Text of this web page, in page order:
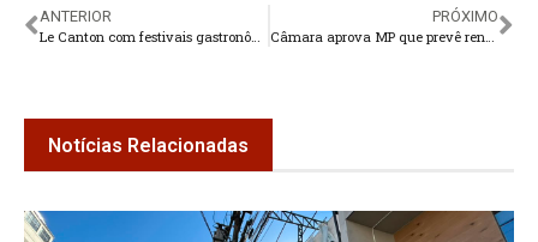
ANTERIOR
Le Canton com festivais gastronômicos e programação especial no mês de maio
PRÓXIMO
Câmara aprova MP que prevê renovação automática de CNH
Notícias Relacionadas